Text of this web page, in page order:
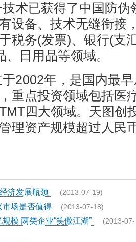
术已获得了中国防伪
设备、技术无缝衔接
税务(发票)、银行(支
日用品等领域。
2002年，是国内最
重点投资领域包括医
四大领域。天图创
理资产规模超过人民
济发展瓶颈 (2013-07-19)
市场是否值得 (2013-07-18)
模 两类企业“笑傲江湖” (2013-07-